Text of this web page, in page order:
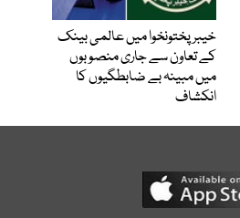
خیبرپختونخوا میں عالمی بینک
کے تعاون سے جاری منصوبوں
میں مبینہ بے ضابطگیوں کا
انکشاف